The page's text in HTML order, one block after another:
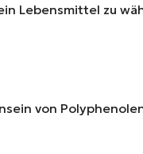
Lebensmittel zu
von